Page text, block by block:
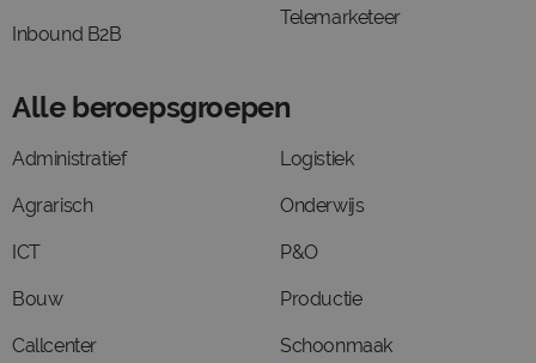
Inbound B2B
Telemarketeer
Alle beroepsgroepen
Administratief
Agrarisch
ICT
Bouw
Callcenter
Logistiek
Onderwijs
P&O
Productie
Schoonmaak